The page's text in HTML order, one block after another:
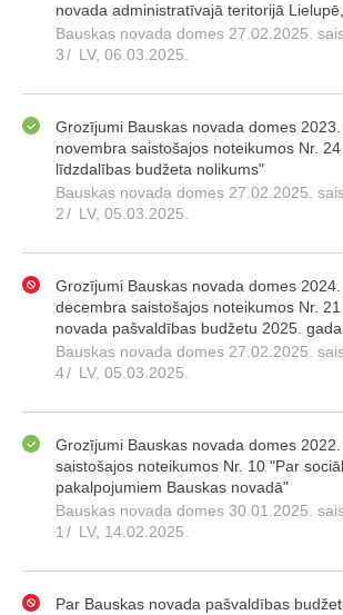
novada administratīvajā teritorijā
Bauskas novada domes 27.02.2025.
3/ LV, 06.03.2025.
Grozījumi Bauskas novada domes 2023.
novembra saistošajos noteikumos Nr.
līdzdalības budžeta nolikums"
Bauskas novada domes 27.02.2025.
2/ LV, 05.03.2025.
Grozījumi Bauskas novada domes 2024.
decembra saistošajos noteikumos Nr.
novada pašvaldības budžetu 2025.
Bauskas novada domes 27.02.2025.
4/ LV, 05.03.2025.
Grozījumi Bauskas novada domes
saistošajos noteikumos Nr. 10 "Par
pakalpojumiem Bauskas novadā"
Bauskas novada domes 30.01.2025.
1 / LV, 14.02.2025.
Par Bauskas novada pašvaldības